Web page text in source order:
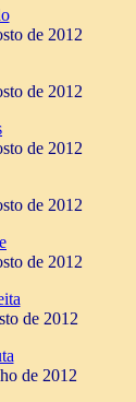
de 2012
de 2012
de 2012
de 2012
de 2012
de 2012
de 2012